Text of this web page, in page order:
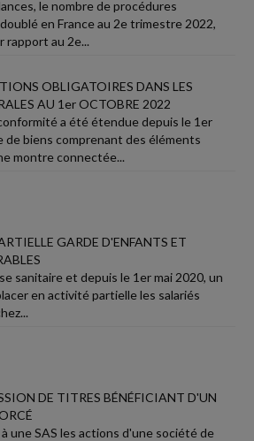
le nombre de procédures
en France au 2e trimestre 2022,
rapport au 2e...
OBLIGATOIRES DANS LES
AU 1er OCTOBRE 2022
a été étendue depuis le 1er
de biens comprenant des éléments
montre connectée...
GARDE D'ENFANTS ET
sanitaire et depuis le 1er mai 2020, un
en activité partielle les salariés
DE TITRES BÉNÉFICIANT D'UN
une SAS les actions d'une société de